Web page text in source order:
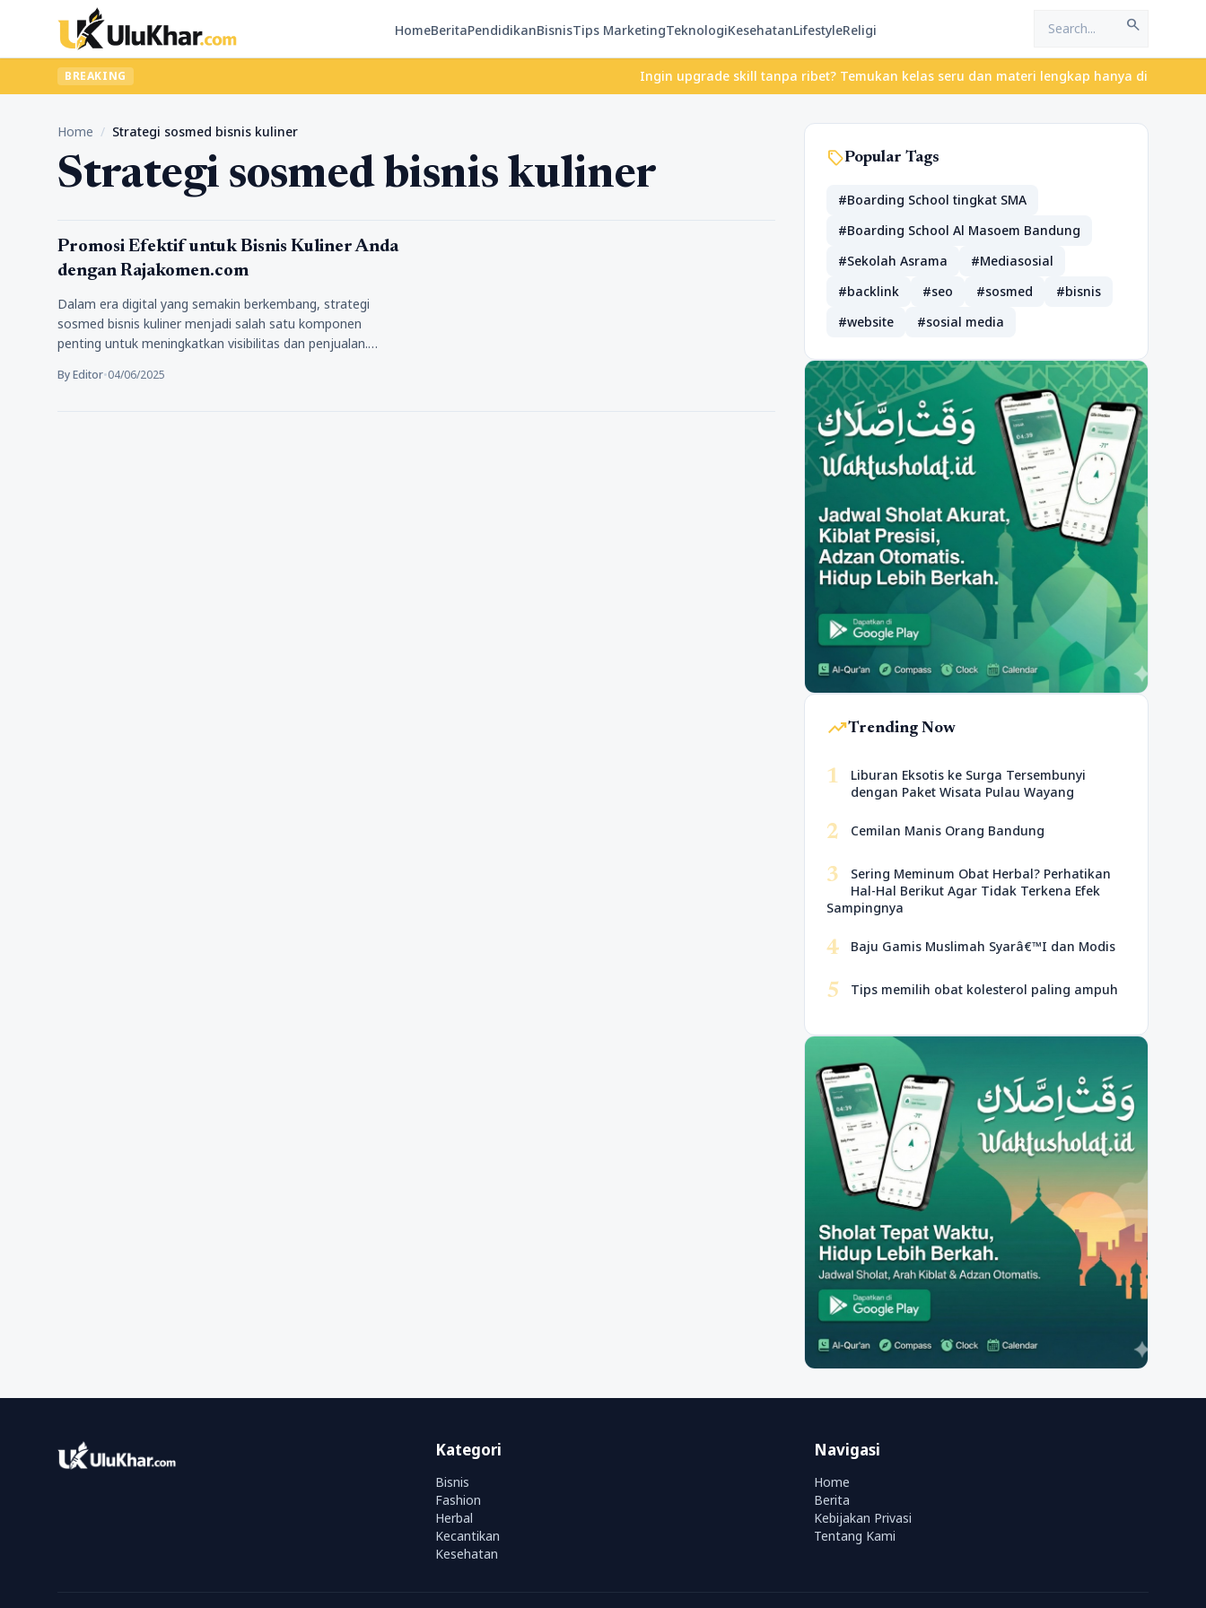
HomeBeritaPendidikanBisnisTips MarketingTeknologiKesehatanLifestyleReligi search
BREAKING Ingin upgrade skill tanpa ribet? Temukan kelas seru dan materi lengkap hanya di
Home / Strategi sosmed bisnis kuliner
Strategi sosmed bisnis kuliner
Bisnis
Promosi Efektif untuk Bisnis Kuliner Anda
dengan Rajakomen.com
Dalam era digital yang semakin berkembang, strategi
sosmed bisnis kuliner menjadi salah satu komponen
penting untuk meningkatkan visibilitas dan penjualan.…
By Editor•04/06/2025
sellPopular Tags
#Boarding School tingkat SMA
#Boarding School Al Masoem Bandung
#Sekolah Asrama
#Mediasosial
#backlink
#seo #sosmed
#bisnis
#website
#sosial media
trending_upTrending Now
1
Liburan Eksotis ke Surga Tersembunyi
dengan Paket Wisata Pulau Wayang
2 Cemilan Manis Orang Bandung
3
Sering Meminum Obat Herbal? Perhatikan
Hal-Hal Berikut Agar Tidak Terkena Efek
Sampingnya
4 Baju Gamis Muslimah Syarâ€™I dan Modis
5 Tips memilih obat kolesterol paling ampuh
Kategori
Bisnis
Fashion
Herbal
Kecantikan
Kesehatan
Navigasi
Home
Berita
Kebijakan Privasi
Tentang Kami